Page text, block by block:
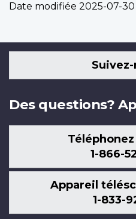
Date modifiée 2025-07-30
Des questions?
1-866-
Appareil
1-833-